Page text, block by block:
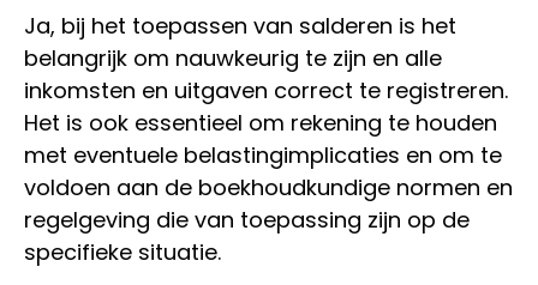
Ja, bij het toepassen van salderen is het
belangrijk om nauwkeurig te zijn en alle
inkomsten en uitgaven correct te registreren.
Het is ook essentieel om rekening te houden
met eventuele belastingimplicaties en om te
voldoen aan de boekhoudkundige normen en
regelgeving die van toepassing zijn op de
specifieke situatie.